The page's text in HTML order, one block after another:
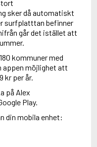
sker då automatiskt
surfplatttan befinner
går det istället att
kommuner med
appen möjlighet att
kr per år.
på Alex
Play.
din mobila enhet: